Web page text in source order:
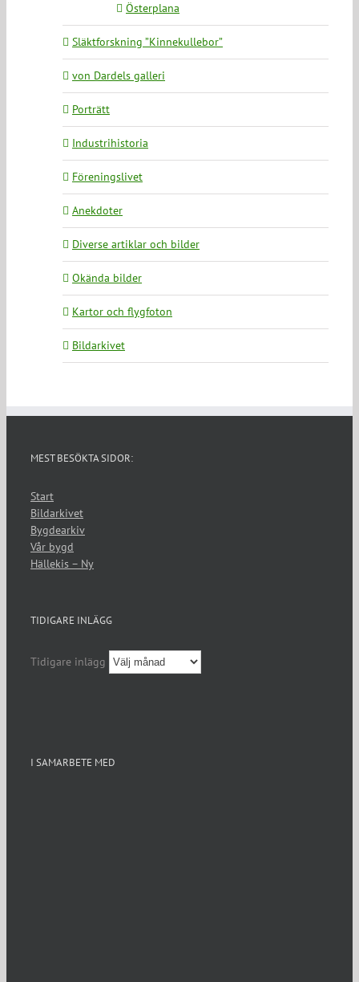
Österplana
Släktforskning ”Kinnekullebor”
von Dardels galleri
Porträtt
Industrihistoria
Föreningslivet
Anekdoter
Diverse artiklar och bilder
Okända bilder
Kartor och flygfoton
Bildarkivet
MEST BESÖKTA SIDOR:
Start
Bildarkivet
Bygdearkiv
Vår bygd
Hällekis – Ny
TIDIGARE INLÄGG
Tidigare inlägg
I SAMARBETE MED